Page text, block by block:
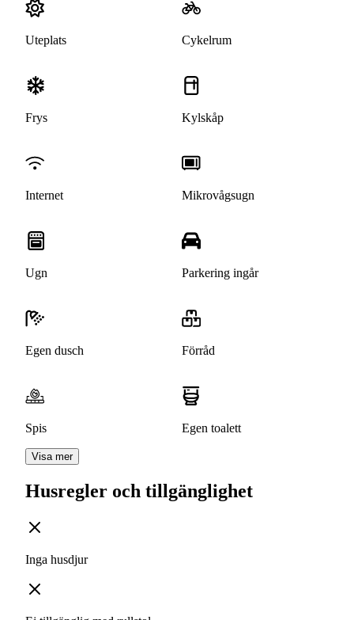
Uteplats Cykelrum
Frys Kylskåp
Internet Mikrovågsugn
Ugn Parkering ingår
Egen dusch Förråd
Spis Egen toalett
Visa mer
Husregler och tillgänglighet
Inga husdjur